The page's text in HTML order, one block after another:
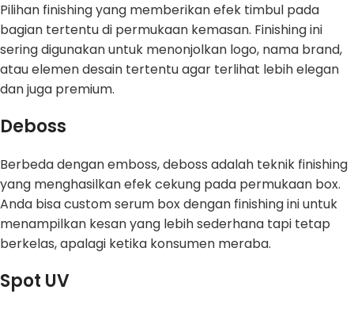
Pilihan finishing yang memberikan efek timbul pada
bagian tertentu di permukaan kemasan. Finishing ini
sering digunakan untuk menonjolkan logo, nama brand,
atau elemen desain tertentu agar terlihat lebih elegan
dan juga premium.
Deboss
Berbeda dengan emboss, deboss adalah teknik finishing
yang menghasilkan efek cekung pada permukaan box.
Anda bisa custom serum box dengan finishing ini untuk
menampilkan kesan yang lebih sederhana tapi tetap
berkelas, apalagi ketika konsumen meraba.
Spot UV